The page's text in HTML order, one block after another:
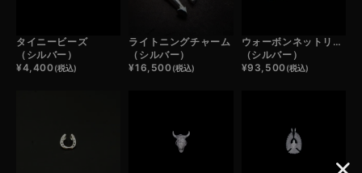
タイニービーズ
（シルバー）
¥4,400(税込)
ライトニングチャーム
（シルバー）
¥16,500(税込)
ウォーボンネットリング
（シルバー）
¥93,500(税込)